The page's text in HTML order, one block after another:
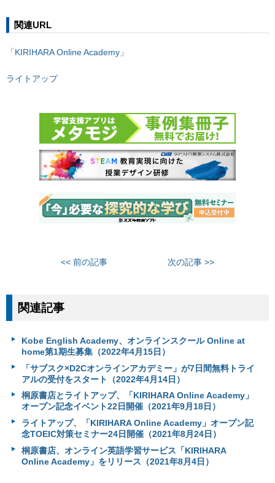
関連URL
「KIRIHARA Online Academy」
ライトアップ
<< 前の記事 次の記事 >>
関連記事
Kobe English Academy、オンラインスクール Online at
home第1期生募集（2022年4月15日）
「サブスク×D2Cオンラインアカデミー」が7日間無料トライ
アルの受付をスタート（2022年4月14日）
桐原書店とライトアップ、「KIRIHARA Online Academy」
オープン記念イベント22日開催（2021年9月18日）
ライトアップ、「KIRIHARA Online Academy」オープン記
念TOEIC対策セミナー24日開催（2021年8月24日）
桐原書店、オンライン英語学習サービス「KIRIHARA
Online Academy」をリリース（2021年8月4日）